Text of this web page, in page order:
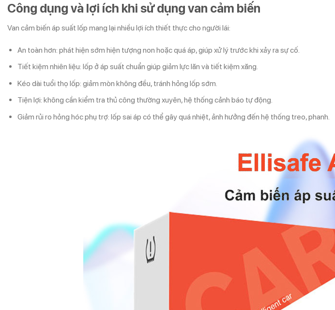
Công dụng và lợi ích khi sử dụng van cảm biến
Van cảm biến áp suất lốp mang lại nhiều lợi ích thiết thực cho người lái:
An toàn hơn: phát hiện sớm hiện tượng non hoặc quá áp, giúp xử lý trước khi xảy ra sự cố.
Tiết kiệm nhiên liệu: lốp ở áp suất chuẩn giúp giảm lực lăn và tiết kiệm xăng.
Kéo dài tuổi thọ lốp: giảm mòn không đều, tránh hỏng lốp sớm.
Tiện lợi: không cần kiểm tra thủ công thường xuyên, hệ thống cảnh báo tự động.
Giảm rủi ro hỏng hóc phụ trợ: lốp sai áp có thể gây quá nhiệt, ảnh hưởng đến hệ thống treo, phanh.